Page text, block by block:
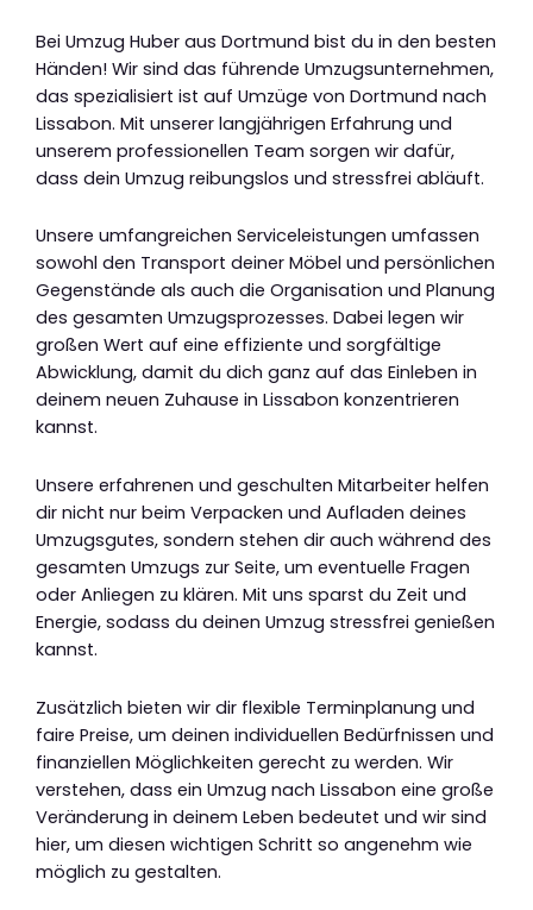
Bei Umzug Huber aus Dortmund bist du in den besten
Händen! Wir sind das führende Umzugsunternehmen,
das spezialisiert ist auf Umzüge von Dortmund nach
Lissabon. Mit unserer langjährigen Erfahrung und
unserem professionellen Team sorgen wir dafür,
dass dein Umzug reibungslos und stressfrei abläuft.
Unsere umfangreichen Serviceleistungen umfassen
sowohl den Transport deiner Möbel und persönlichen
Gegenstände als auch die Organisation und Planung
des gesamten Umzugsprozesses. Dabei legen wir
großen Wert auf eine effiziente und sorgfältige
Abwicklung, damit du dich ganz auf das Einleben in
deinem neuen Zuhause in Lissabon konzentrieren
kannst.
Unsere erfahrenen und geschulten Mitarbeiter helfen
dir nicht nur beim Verpacken und Aufladen deines
Umzugsgutes, sondern stehen dir auch während des
gesamten Umzugs zur Seite, um eventuelle Fragen
oder Anliegen zu klären. Mit uns sparst du Zeit und
Energie, sodass du deinen Umzug stressfrei genießen
kannst.
Zusätzlich bieten wir dir flexible Terminplanung und
faire Preise, um deinen individuellen Bedürfnissen und
finanziellen Möglichkeiten gerecht zu werden. Wir
verstehen, dass ein Umzug nach Lissabon eine große
Veränderung in deinem Leben bedeutet und wir sind
hier, um diesen wichtigen Schritt so angenehm wie
möglich zu gestalten.